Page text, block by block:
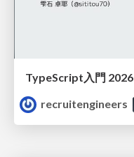
TypeScript入門 2026
recruitengineers